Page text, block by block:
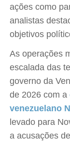
ações como
analistas
objetivos
As operações
escalada das
governo da
de 2026 com a
venezuelano
levado para
a acusações